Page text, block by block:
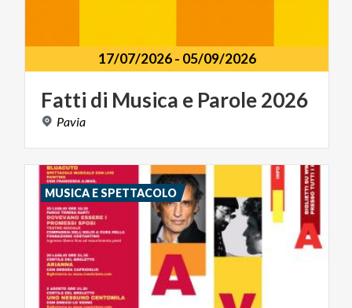
17/07/2026- 05/09/2026
Fatti di Musica e Parole2026
Pavia
MUSICA E SPETTACOLO